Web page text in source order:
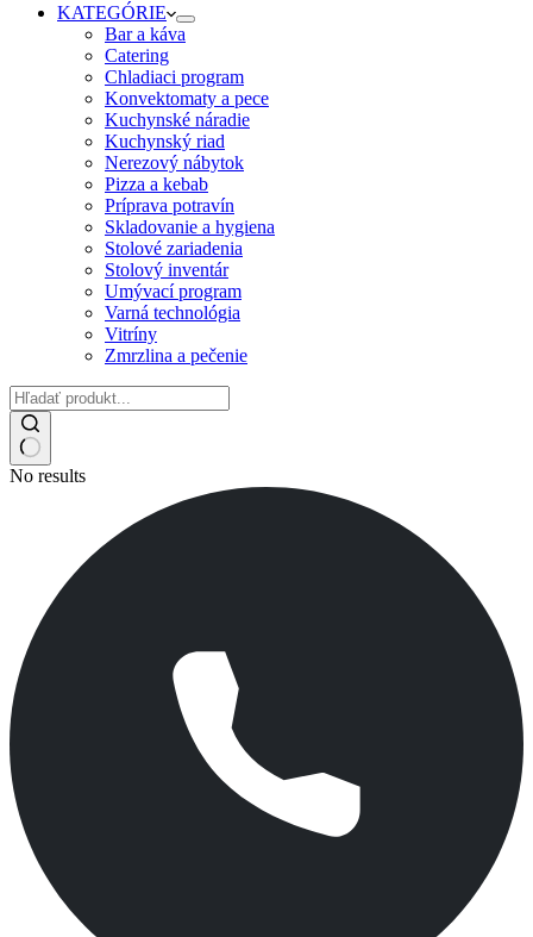
KATEGÓRIE
Bar a káva
Catering
Chladiaci program
Konvektomaty a pece
Kuchynské náradie
Kuchynský riad
Nerezový nábytok
Pizza a kebab
Príprava potravín
Skladovanie a hygiena
Stolové zariadenia
Stolový inventár
Umývací program
Varná technológia
Vitríny
Zmrzlina a pečenie
No results